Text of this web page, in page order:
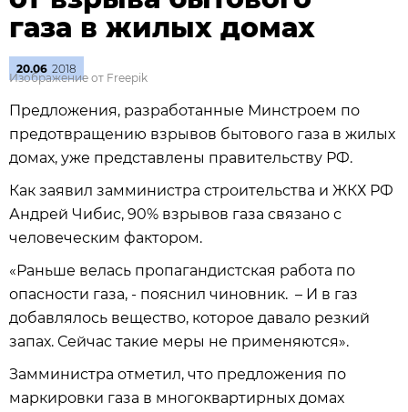
газа в жилых домах
20.06 2018
Изображение от Freepik
Предложения, разработанные Минстроем по
предотвращению взрывов бытового газа в жилых
домах, уже представлены правительству РФ.
Как заявил замминистра строительства и ЖКХ РФ
Андрей Чибис, 90% взрывов газа связано с
человеческим фактором.
«Раньше велась пропагандистская работа по
опасности газа, - пояснил чиновник. – И в газ
добавлялось вещество, которое давало резкий
запах. Сейчас такие меры не применяются».
Замминистра отметил, что предложения по
маркировки газа в многоквартирных домах